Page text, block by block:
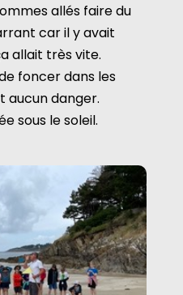
allés faire du
car il y avait
allait très vite.
foncer dans les
aucun danger.
sous le soleil.